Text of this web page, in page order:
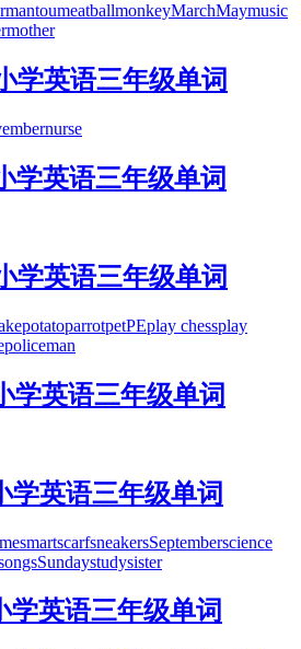
mantoumeatballmonkeyMarchMaymusic
mother
学英语三年级单词
nurse
学英语三年级单词
学英语三年级单词
potatoparrotpetPEplay chessplay
policeman
学英语三年级单词
学英语三年级单词
smartscarfsneakersSeptemberscience
Sundaystudysister
英语三年级单词